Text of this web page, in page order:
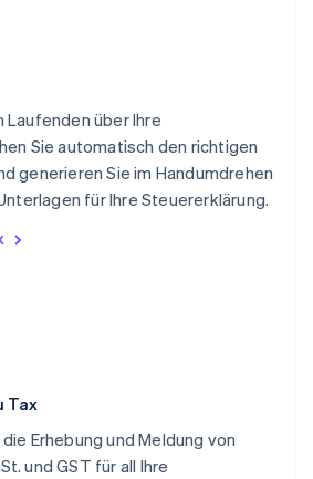
Laufenden über Ihre
Sie automatisch den richtigen
generieren Sie im Handumdrehen
für Ihre Steuererklärung.
Tax
Erhebung und Meldung von
und GST für all Ihre
English
Hongkong,